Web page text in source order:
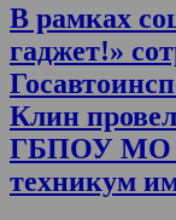
В рамках
гаджет!»
Клин
ГБПОУ МО
техникум